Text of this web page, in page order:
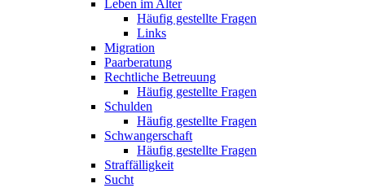
Leben im Alter
Häufig gestellte Fragen
Links
Migration
Paarberatung
Rechtliche Betreuung
Häufig gestellte Fragen
Schulden
Häufig gestellte Fragen
Schwangerschaft
Häufig gestellte Fragen
Straffälligkeit
Sucht